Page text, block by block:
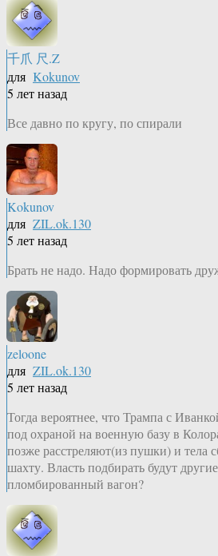
千爪 尺.Z
для Kokunov
5 лет назад
Все давно по кругу, по спирали
Kokunov
для ZIL.ok.130
5 лет назад
Брать не надо. Надо формировать
zeloone
для ZIL.ok.130
5 лет назад
Тогда вероятнее, что Трампа с
под охраной на военную базу в
позже расстреляют(из пушки) и тела
шахту. Власть подбирать будут
пломбированный вагон?